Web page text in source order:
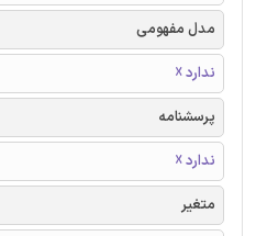
مدل مفهومی
ندارد ☓
پرسشنامه
ندارد ☓
متغیر